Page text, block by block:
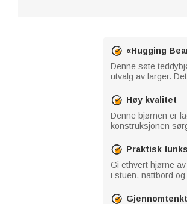
«Hugging
Denne søte
utvalg av farger.
Høy kvalitet
Denne bjørnen er
konstruksjonen
Praktisk
Gi ethvert hjørne
i stuen, nattbord